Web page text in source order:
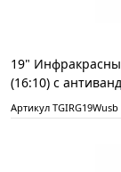
19"
(16:10) с
Артикул TGIRG19Wusb